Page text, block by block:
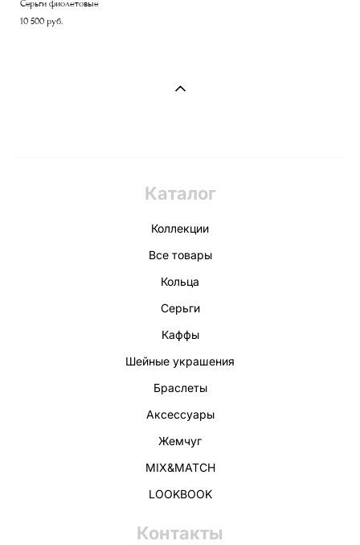
Серьги фиолетовые
10 500 pуб.
Каталог
Коллекции
Все товары
Кольца
Серьги
Каффы
Шейные украшения
Браслеты
Аксессуары
Жемчуг
MIX&MATCH
LOOKBOOK
Контакты